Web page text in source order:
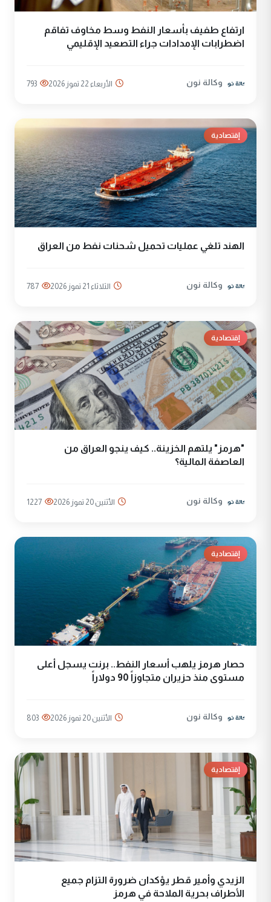
ارتفاع طفيف بأسعار النفط وسط مخاوف تفاقم
اضطرابات الإمدادات جراء التصعيد الإقليمي
وكالة نون الأربعاء 22 تموز 2026 793
إقتصادية
الهند تلغي عمليات تحميل شحنات نفط من العراق
وكالة نون الثلاثاء 21 تموز 2026 787
إقتصادية
"هرمز" يلتهم الخزينة.. كيف ينجو العراق من
العاصفة المالية؟
وكالة نون الأثنين 20 تموز 2026 1227
إقتصادية
حصار هرمز يلهب أسعار النفط.. برنت يسجل أعلى
مستوى منذ حزيران متجاوزاً 90 دولاراً
وكالة نون الأثنين 20 تموز 2026 803
إقتصادية
الزيدي وأمير قطر يؤكدان ضرورة التزام جميع
الأطراف بحرية الملاحة في هرمز